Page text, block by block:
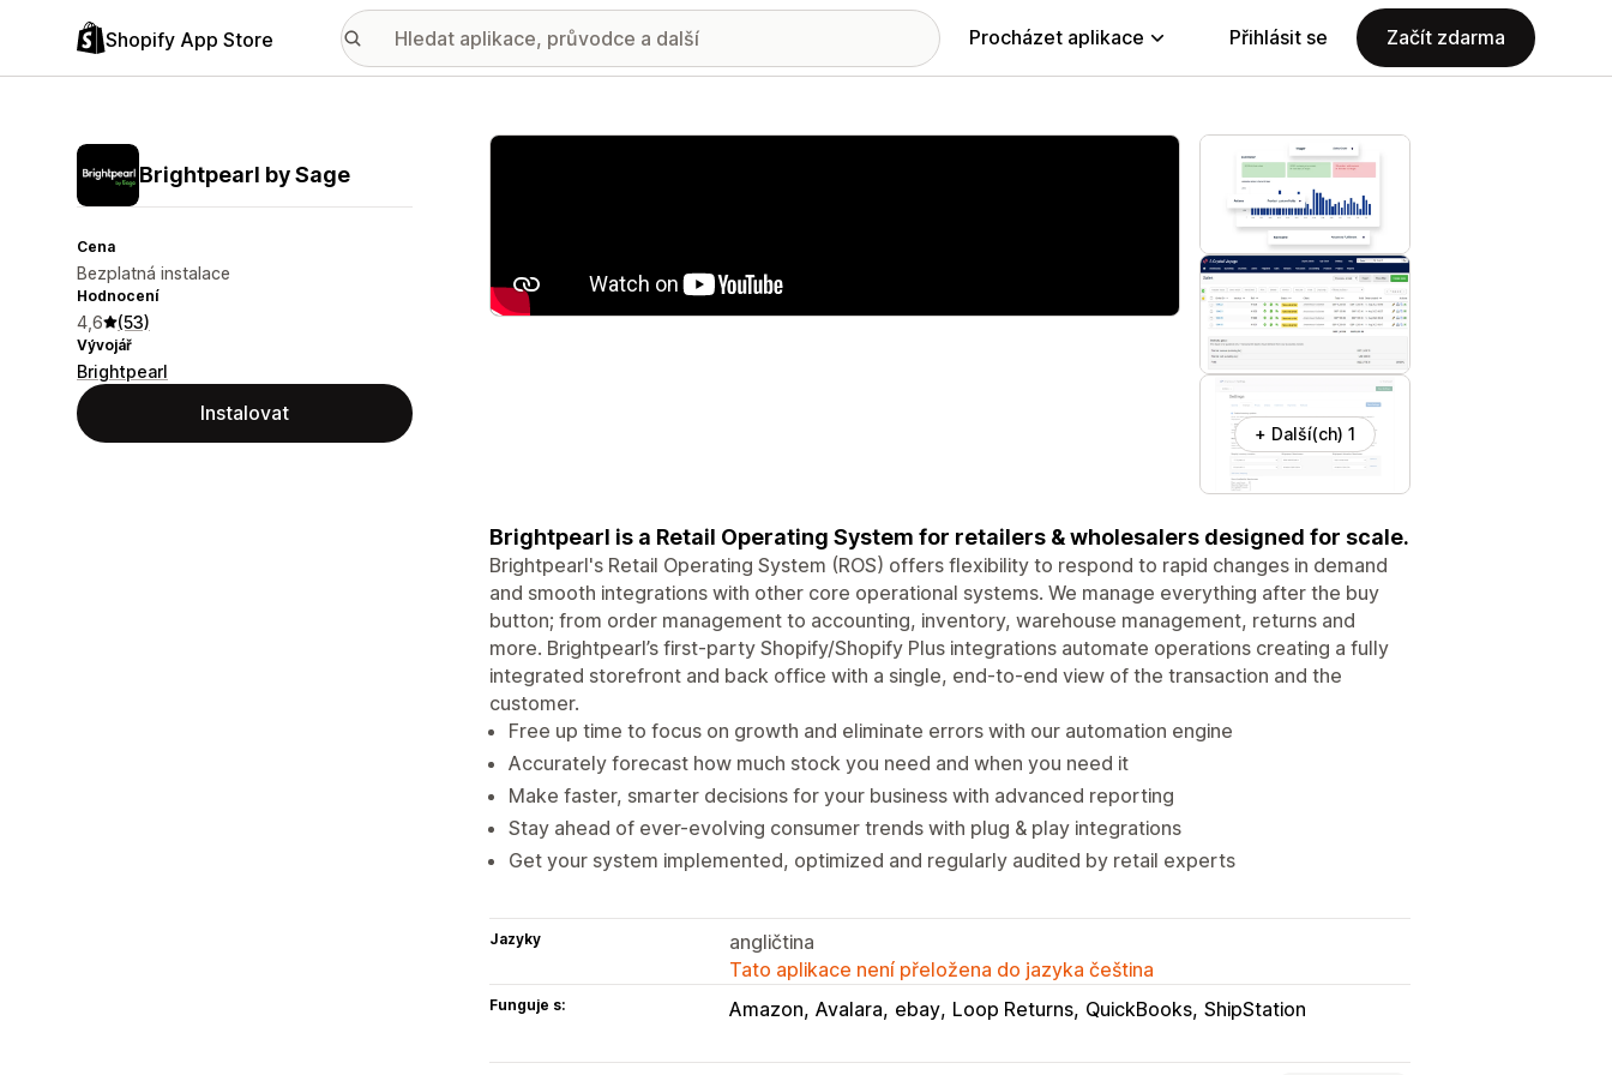
Shopify App Store Procházet aplikace Přihlásit se Začít zdarma
Brightpearl by Sage
Cena
Bezplatná instalace
Hodnocení
4,6 (53)
Vývojář
Brightpearl
Instalovat
Galerie propagovaných obrázků
+ Další(ch) 1
Brightpearl is a Retail Operating System for retailers & wholesalers designed for scale.
Brightpearl's Retail Operating System (ROS) offers flexibility to respond to rapid changes in demand
and smooth integrations with other core operational systems. We manage everything after the buy
button; from order management to accounting, inventory, warehouse management, returns and
more. Brightpearl’s first-party Shopify/Shopify Plus integrations automate operations creating a fully
integrated storefront and back office with a single, end-to-end view of the transaction and the
customer.
Free up time to focus on growth and eliminate errors with our automation engine
Accurately forecast how much stock you need and when you need it
Make faster, smarter decisions for your business with advanced reporting
Stay ahead of ever-evolving consumer trends with plug & play integrations
Get your system implemented, optimized and regularly audited by retail experts
Jazyky
angličtina
Tato aplikace není přeložena do jazyka čeština
Funguje s: Amazon Avalara ebay Loop Returns QuickBooks ShipStation